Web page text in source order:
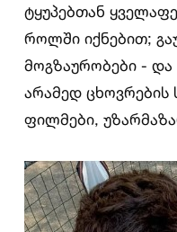
ტყუპებთან
როლში იქნებით;
მოგზაურობები -
არამედ ცხოვრების
ფილმები,